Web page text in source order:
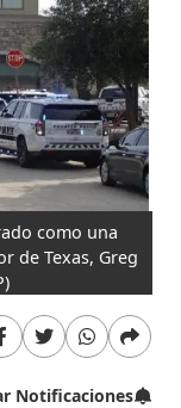
como una
de Texas, Greg
Notificaciones